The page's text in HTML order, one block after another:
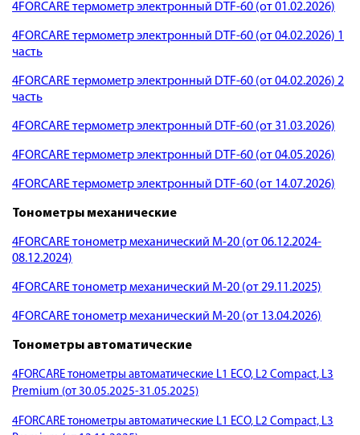
4FORCARE термометр электронный DTF-60 (от 01.02.2026)
4FORCARE термометр электронный DTF-60 (от 04.02.2026) 1
часть
4FORCARE термометр электронный DTF-60 (от 04.02.2026) 2
часть
4FORCARE термометр электронный DTF-60 (от 31.03.2026)
4FORCARE термометр электронный DTF-60 (от 04.05.2026)
4FORCARE термометр электронный DTF-60 (от 14.07.2026)
Тонометры механические
4FORCARE тонометр механический М-20 (от 06.12.2024-
08.12.2024)
4FORCARE тонометр механический М-20 (от 29.11.2025)
4FORCARE тонометр механический М-20 (от 13.04.2026)
Тонометры автоматические
4FORCARE тонометры автоматические L1 ECO, L2 Compact, L3
Premium (от 30.05.2025-31.05.2025)
4FORCARE тонометры автоматические L1 ECO, L2 Compact, L3